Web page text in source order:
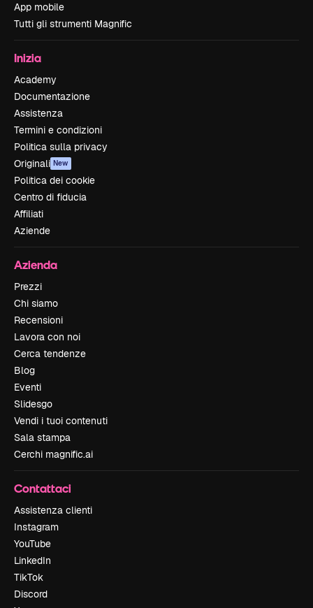
App mobile
Tutti gli strumenti Magnific
Inizia
Academy
Documentazione
Assistenza
Termini e condizioni
Politica sulla privacy
Originali New
Politica dei cookie
Centro di fiducia
Affiliati
Aziende
Azienda
Prezzi
Chi siamo
Recensioni
Lavora con noi
Cerca tendenze
Blog
Eventi
Slidesgo
Vendi i tuoi contenuti
Sala stampa
Cerchi magnific.ai
Contattaci
Assistenza clienti
Instagram
YouTube
LinkedIn
TikTok
Discord